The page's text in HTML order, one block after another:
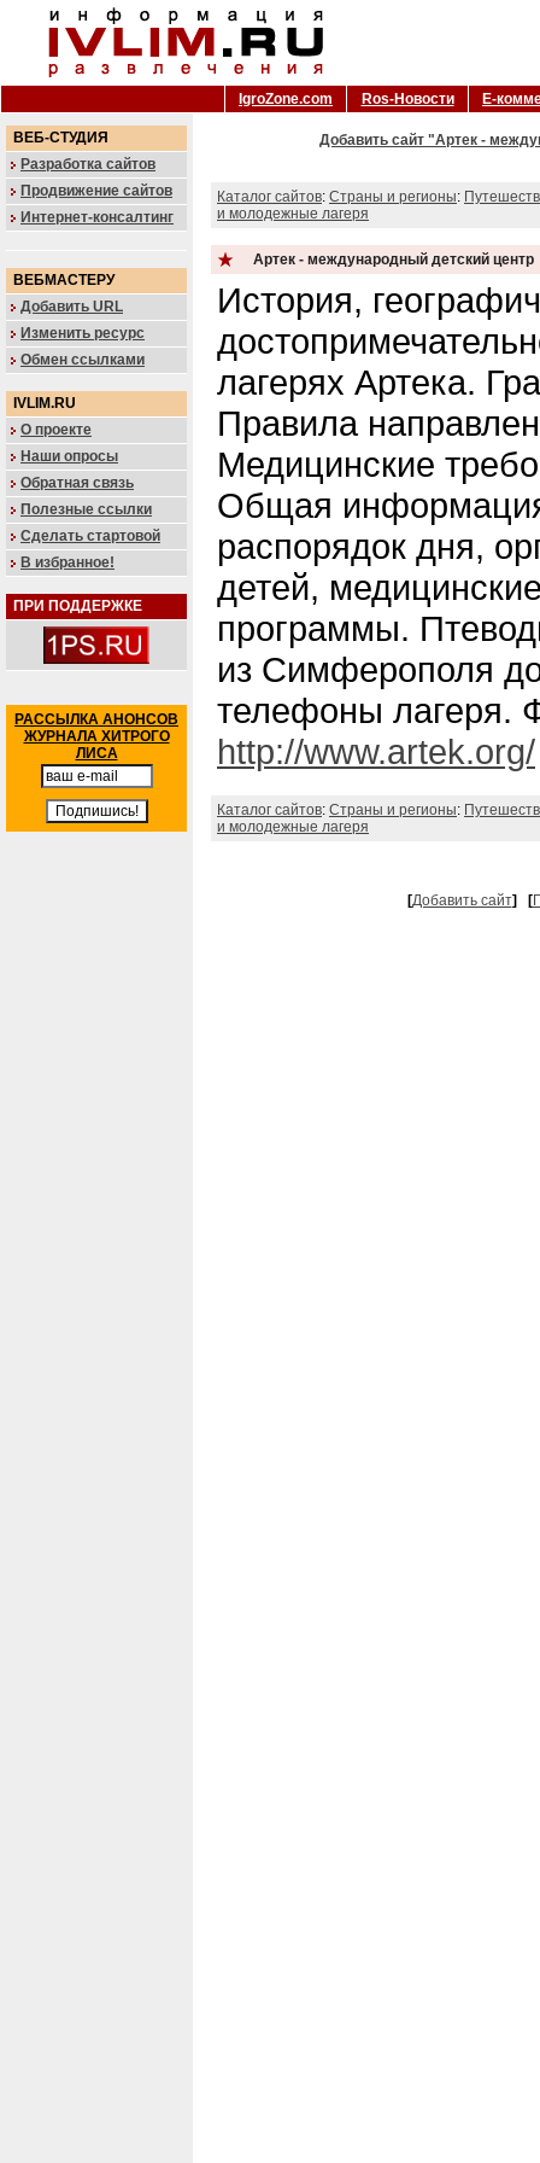
IgroZone.com Ros-Новости Е-
ВЕБ-СТУДИЯ
Разработка сайтов
Продвижение сайтов
Интернет-консалтинг
ВЕБМАСТЕРУ
Добавить URL
Изменить ресурс
Обмен ссылками
IVLIM.RU
О проекте
Наши опросы
Обратная связь
Полезные ссылки
Сделать стартовой
В избранное!
ПРИ ПОДДЕРЖКЕ
РАССЫЛКА АНОНСОВ
ЖУРНАЛА ХИТРОГО
ЛИСА
Добавить сайт "Артек -
Каталог сайтов: Страны и регионы:
и молодежные лагеря
Артек - международный детский центр
История,
лагерях Артека.
Правила
Медицинские
Общая
распорядок дня,
детей,
программы.
из Симферополя
телефоны лагеря.
http://www.artek.org/
Каталог сайтов: Страны и регионы:
и молодежные лагеря
[Добавить сайт] [